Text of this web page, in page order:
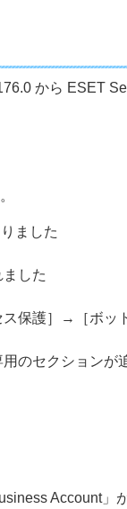
から ESET
ました
した
保護］→［ボッ
のセクションが
Account」